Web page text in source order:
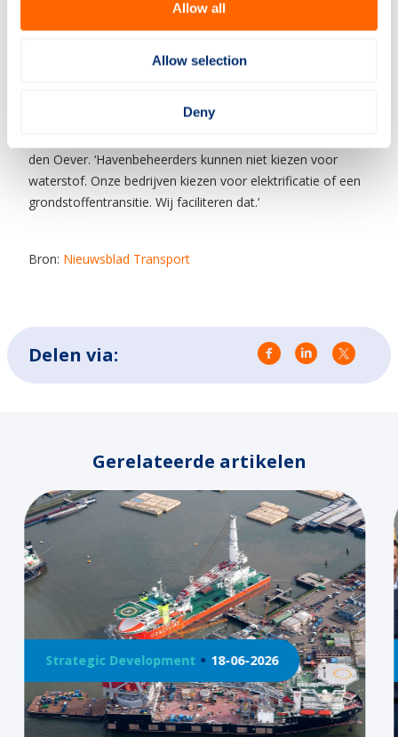
Allow all
Allow selection
Deny
dat havengebieden met elkaar verbonden moeten worden.’
gemaakte keuzes bij de energietransitie in een
den Oever. ‘Havenbeheerders kunnen niet kiezen voor
waterstof. Onze bedrijven kiezen voor elektrificatie of een
grondstoffentransitie. Wij faciliteren dat.’
Bron: Nieuwsblad Transport
Delen via:
Gerelateerde artikelen
Strategic Development 16-04-2026